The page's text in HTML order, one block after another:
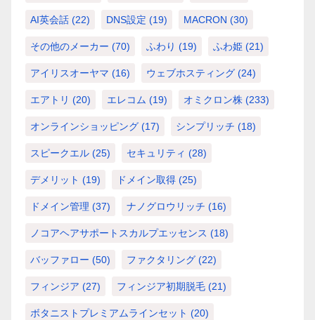
AI英会話 (22) DNS設定 (19) MACRON (30)
その他のメーカー (70) ふわり (19) ふわ姫 (21)
アイリスオーヤマ (16) ウェブホスティング (24)
エアトリ (20) エレコム (19) オミクロン株 (233)
オンラインショッピング (17) シンプリッチ (18)
スピークエル (25) セキュリティ (28)
デメリット (19) ドメイン取得 (25)
ドメイン管理 (37) ナノグロウリッチ (16)
ノコアヘアサポートスカルプエッセンス (18)
バッファロー (50) ファクタリング (22)
フィンジア (27) フィンジア初期脱毛 (21)
ボタニストプレミアムラインセット (20)